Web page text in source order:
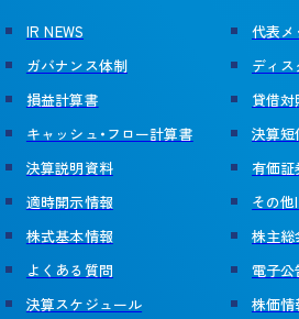
IR NEWS
代表メ
ガバナンス体制
ディ
損益計算書
貸借対
キャッシュ・フロー計算書
決算短
決算説明資料
有価
適時開示情報
その
株式基本情報
株主総
よくある質問
電子公
決算スケジュール
株価情